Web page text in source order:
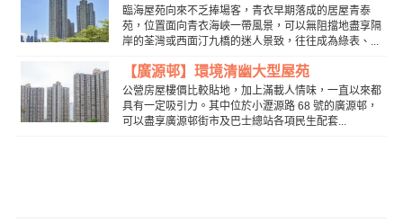
臨海屋苑向來不乏捧場客，青衣早期落成的居屋青泰
苑，位置面向青衣海峽一帶風景，可以無阻擋地盡享隔
岸的荃灣或西面汀九橋的迷人景致，往往成為綠表、...
【廣源邨】環境清幽大型屋苑
公營房屋樓價比較貼地，加上滿載人情味，一直以來都
具有一定吸引力。其中位於小瀝源路 68 號的廣源邨，
可以盡享廣源邨街市及巴士總站各項民生配套...